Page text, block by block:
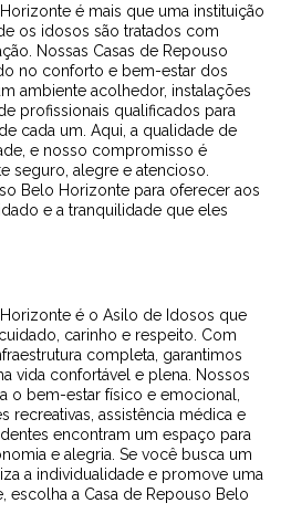
é mais que uma instituição
os idosos são tratados com
Nossas Casas de Repouso
no conforto e bem-estar dos
ambiente acolhedor, instalações
profissionais qualificados para
cada um. Aqui, a qualidade de
e nosso compromisso é
seguro, alegre e atencioso.
Belo Horizonte para oferecer aos
e a tranquilidade que eles
é o Asilo de Idosos que
carinho e respeito. Com
completa, garantimos
vida confortável e plena. Nossos
o bem-estar físico e emocional,
recreativas, assistência médica e
encontram um espaço para
e alegria. Se você busca um
a individualidade e promove uma
escolha a Casa de Repouso Belo